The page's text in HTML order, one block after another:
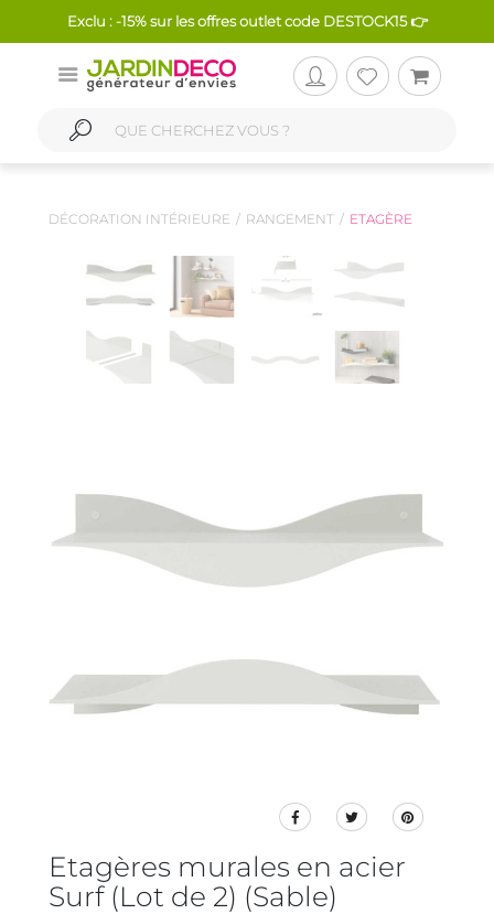
Exclu : -15% sur les offres outlet code DESTOCK15 👉
DÉCORATION INTÉRIEURE RANGEMENT ETAGÈRE
Etagères murales en acier
Surf (Lot de 2) (Sable)